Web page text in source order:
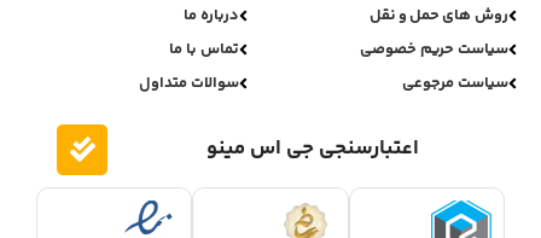
روش های حمل و نقل
سیاست حریم خصوصی
سیاست مرجوعی
درباره ما
تماس با ما
سوالات متداول
اعتبارسنجی جی اس مینو